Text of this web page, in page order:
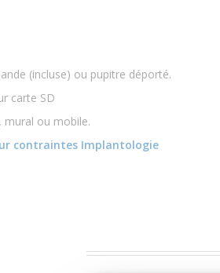
(incluse) ou pupitre déporté.
carte SD
mural ou mobile.
contraintes Implantologie